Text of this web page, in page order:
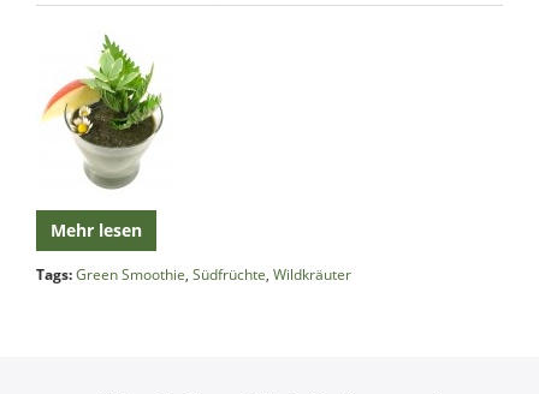
Mehr lesen
Tags:Green Smoothie, Südfrüchte, Wildkräuter